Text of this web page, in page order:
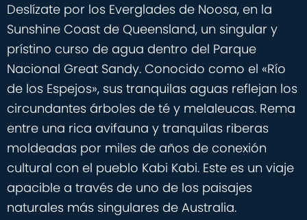
Deslízate por los Everglades de Noosa, en la
Sunshine Coast de Queensland, un singular y
prístino curso de agua dentro del Parque
Nacional Great Sandy. Conocido como el «Río
de los Espejos», sus tranquilas aguas reflejan los
circundantes árboles de té y melaleucas. Rema
entre una rica avifauna y tranquilas riberas
moldeadas por miles de años de conexión
cultural con el pueblo Kabi Kabi. Este es un viaje
apacible a través de uno de los paisajes
naturales más singulares de Australia.